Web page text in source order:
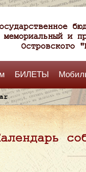
мемориальный и
Островского
БИЛЕТЫ